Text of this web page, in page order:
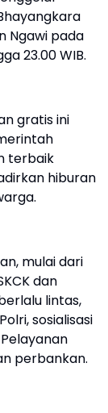
Ngawi pada
23.00 WIB.
gratis ini
terbaik
hiburan
mulai dari
dan
lintas,
sosialisasi
perbankan.